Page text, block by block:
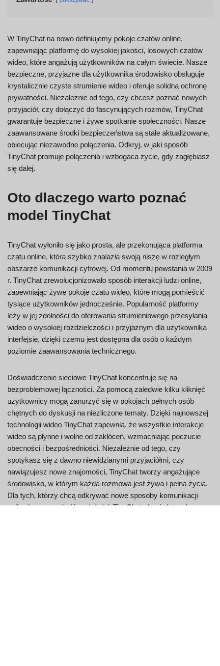
W TinyChat na nowo definiujemy pokoje czatów online,
zapewniając platformę do wysokiej jakości, losowych czatów
wideo, które angażują użytkowników na całym świecie. Nasze
bezpieczne, przyjazne dla użytkownika środowisko obsługuje
krystalicznie czyste strumienie wideo i oferuje solidną ochronę
prywatności. Niezależnie od tego, czy chcesz poznać nowych
przyjaciół, czy dołączyć do fascynujących rozmów, TinyChat
gwarantuje bezpieczne i żywe spotkanie społeczności. Nasze
zaawansowane środki bezpieczeństwa są stale aktualizowane,
obiecując niezawodne połączenia. Odkryj, w jaki sposób
TinyChat promuje połączenia i wzbogaca życie, gdy zagłębiasz
się dalej.
Oto dlaczego warto poznać
model TinyChat
TinyChat wyłoniło się jako prosta, ale przekonująca platforma
czatu online, która szybko znalazła swoją niszę w rozległym
obszarze komunikacji cyfrowej. Od momentu powstania w 2009
r. TinyChat zrewolucjonizowało sposób interakcji ludzi online,
zapewniając żywe pokoje czatu wideo, które mogą pomieścić
tysiące użytkowników jednocześnie. Popularność platformy
leży w jej zdolności do oferowania strumieniowego przesyłania
wideo o wysokiej rozdzielczości i przyjaznym dla użytkownika
interfejsie, dzięki czemu jest dostępna dla osób o każdym
poziomie zaawansowania technicznego.
Doświadczenie sieciowe TinyChat koncentruje się na
bezproblemowej łączności. Za pomocą zaledwie kilku kliknięć
użytkownicy mogą zanurzyć się w pokojach pełnych osób
chętnych do dyskusji na niezliczone tematy. Dzięki najnowszej
technologii wideo TinyChat zapewnia, że wszystkie interakcje
wideo są płynne i wolne od zakłóceń, wzmacniając poczucie
obecności i bezpośredniości. Niezależnie od tego, czy
spotykasz się z dawno niewidzianymi przyjaciółmi, czy
nawiązujesz nowe znajomości, TinyChat tworzy angażujące
środowisko, w którym każda rozmowa jest żywa i pełna życia.
Dla tych, którzy chcą odkrywać nowe sposoby komunikacji
online i poznawać różnych ludzi, TinyChat oferuje łatwą i